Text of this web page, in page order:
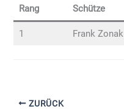
Rang Schütze
1 Frank Zonak
ZURÜCK